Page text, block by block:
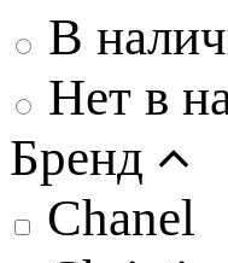
В
Нет в
Бренд
Chanel